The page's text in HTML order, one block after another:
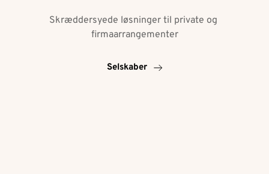
Skræddersyede løsninger til private og
firmaarrangementer
Selskaber